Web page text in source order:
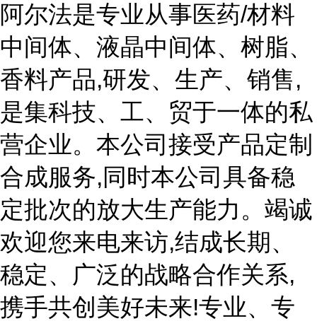
阿尔法是专业从事医药/材料
中间体、液晶中间体、树脂、
香料产品,研发、生产、销售,
是集科技、工、贸于一体的私
营企业。本公司接受产品定制
合成服务,同时本公司具备稳
定批次的放大生产能力。竭诚
欢迎您来电来访,结成长期、
稳定、广泛的战略合作关系,
携手共创美好未来!专业、专